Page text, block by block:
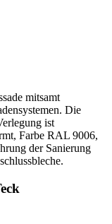
mitsamt
Die
ist
Farbe RAL 9006,
der Sanierung